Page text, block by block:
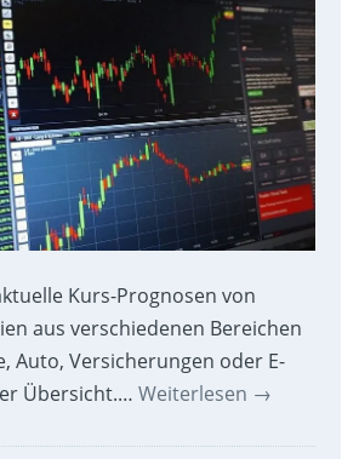
Kurs-Prognosen von
aus verschiedenen Bereichen
Auto, Versicherungen oder E-
Übersicht.… Weiterlesen →